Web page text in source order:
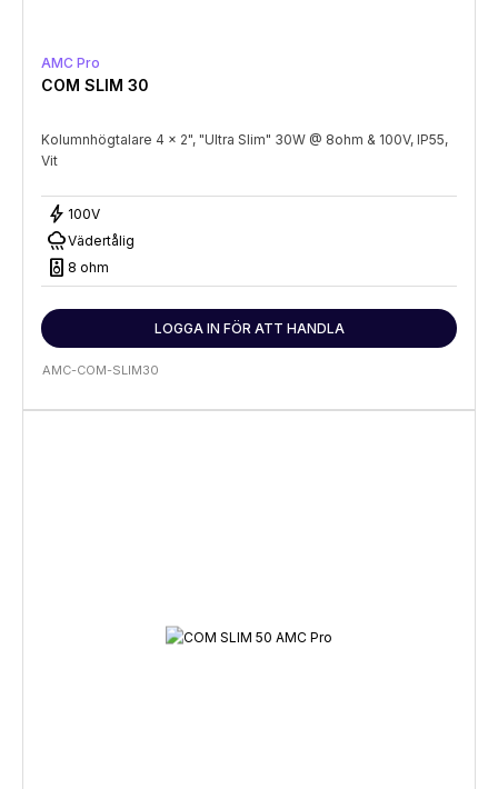
AMC Pro
COM SLIM 30
Kolumnhögtalare 4 x 2", "Ultra Slim" 30W @ 8ohm & 100V, IP55,
Vit
bolt 100V
rainyVädertålig
speaker 8 ohm
LOGGA IN FÖR ATT HANDLA
AMC-COM-SLIM30